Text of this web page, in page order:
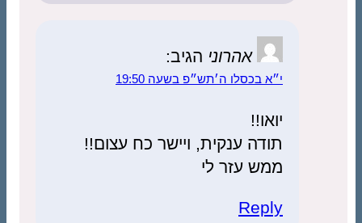
אהרוני הגיב:
י״א בכסלו ה׳תש״פ בשעה 19:50
יואו!!
תודה ענקית, ויישר כח עצום!!
ממש עזר לי
Reply